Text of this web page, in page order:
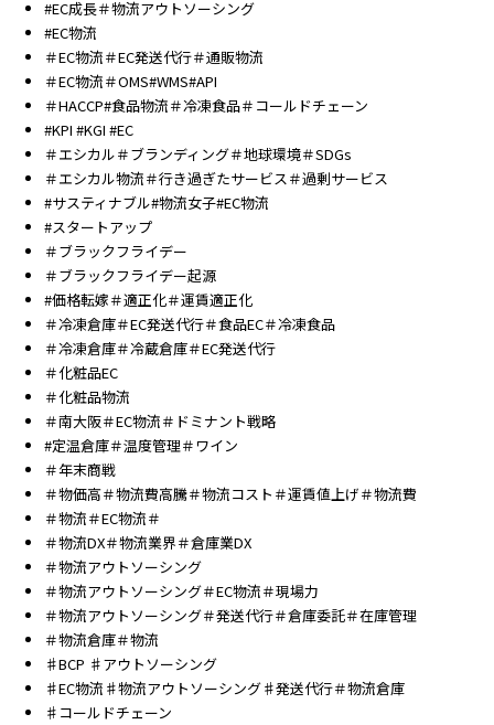
#EC成長＃物流アウトソーシング
#EC物流
＃EC物流＃EC発送代行＃通販物流
＃EC物流＃OMS#WMS#API
＃HACCP#食品物流＃冷凍食品＃コールドチェーン
#KPI #KGI #EC
＃エシカル＃ブランディング＃地球環境＃SDGs
＃エシカル物流＃行き過ぎたサービス＃過剰サービス
#サスティナブル#物流女子#EC物流
#スタートアップ
＃ブラックフライデー
＃ブラックフライデー起源
#価格転嫁＃適正化＃運賃適正化
＃冷凍倉庫＃EC発送代行＃食品EC＃冷凍食品
＃冷凍倉庫＃冷蔵倉庫＃EC発送代行
＃化粧品EC
＃化粧品物流
＃南大阪＃EC物流＃ドミナント戦略
#定温倉庫＃温度管理＃ワイン
＃年末商戦
＃物価高＃物流費高騰＃物流コスト＃運賃値上げ＃物流費
＃物流＃EC物流＃
＃物流DX＃物流業界＃倉庫業DX
＃物流アウトソーシング
＃物流アウトソーシング＃EC物流＃現場力
＃物流アウトソーシング＃発送代行＃倉庫委託＃在庫管理
＃物流倉庫＃物流
♯BCP ♯アウトソーシング
♯EC物流♯物流アウトソーシング♯発送代行＃物流倉庫
♯コールドチェーン